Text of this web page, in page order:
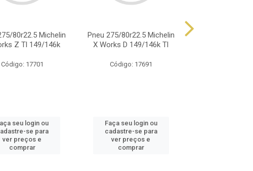
80r22.5 Michelin
Z Tl 149/146k
Código: 17701
seu login ou
se para
ver preços e
comprar
Pneu 275/80r22.5 Michelin
X Works D 149/146k Tl
Código: 17691
Faça seu login ou
cadastre-se para
ver preços e
comprar